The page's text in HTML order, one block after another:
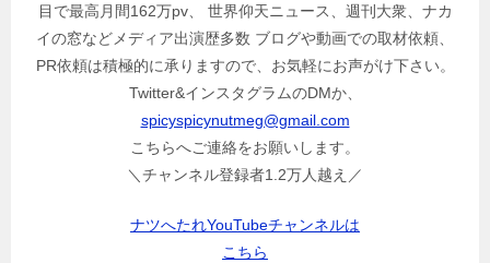
目で最高月間162万pv、 世界仰天ニュース、週刊大衆、ナカ
イの窓などメディア出演歴多数 ブログや動画での取材依頼、
PR依頼は積極的に承りますので、お気軽にお声がけ下さい。
Twitter&インスタグラムのDMか、
spicyspicynutmeg@gmail.com
こちらへご連絡をお願いします。
＼チャンネル登録者1.2万人越え／
ナツへたれYouTubeチャンネルは
こちら